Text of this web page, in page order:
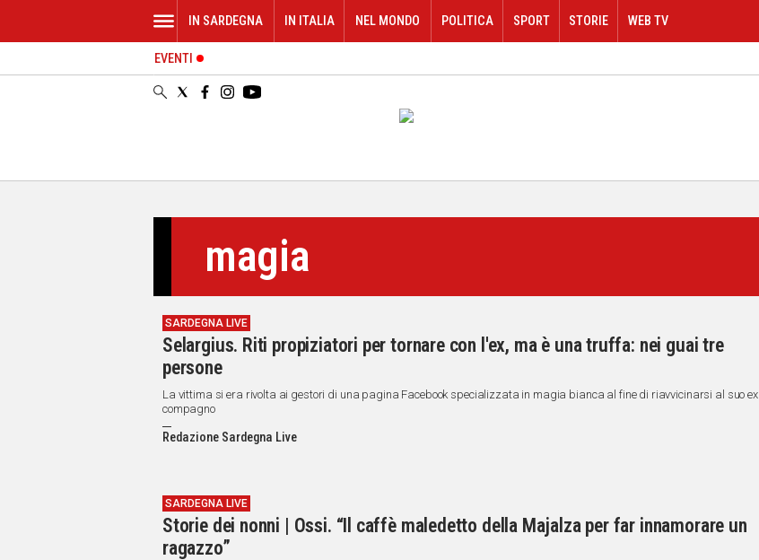
ORISTANO
IN SARDEGNA IN ITALIA NEL MONDO POLITICA SPORT STORIE WEB TV
EVENTI
magia
SARDEGNA LIVE
Selargius. Riti propiziatori per tornare con l'ex, ma è una truffa: nei guai tre
persone
La vittima si era rivolta ai gestori di una pagina Facebook specializzata in magia bianca al fine di riavvicinarsi al suo ex
compagno
Redazione Sardegna Live
SARDEGNA LIVE
Storie dei nonni | Ossi. “Il caffè maledetto della Majalza per far innamorare un
ragazzo”